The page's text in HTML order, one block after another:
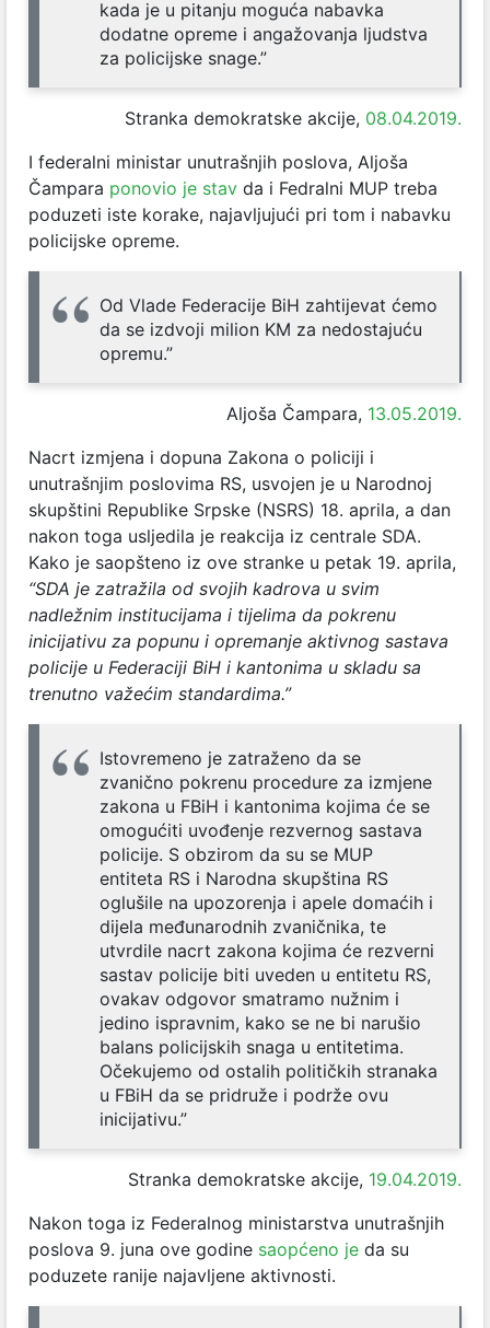
kada je u pitanju moguća nabavka
dodatne opreme i angažovanja ljudstva
za policijske snage.”
Stranka demokratske akcije, 08.04.2019.
I federalni ministar unutrašnjih poslova, Aljoša
Čampara ponovio je stav da i Fedralni MUP treba
poduzeti iste korake, najavljujući pri tom i nabavku
policijske opreme.
Od Vlade Federacije BiH zahtijevat ćemo
da se izdvoji milion KM za nedostajuću
opremu.”
Aljoša Čampara, 13.05.2019.
Nacrt izmjena i dopuna Zakona o policiji i
unutrašnjim poslovima RS, usvojen je u Narodnoj
skupštini Republike Srpske (NSRS) 18. aprila, a dan
nakon toga usljedila je reakcija iz centrale SDA.
Kako je saopšteno iz ove stranke u petak 19. aprila,
“SDA je zatražila od svojih kadrova u svim
nadležnim institucijama i tijelima da pokrenu
inicijativu za popunu i opremanje aktivnog sastava
policije u Federaciji BiH i kantonima u skladu sa
trenutno važećim standardima.”
Istovremeno je zatraženo da se
zvanično pokrenu procedure za izmjene
zakona u FBiH i kantonima kojima će se
omogućiti uvođenje rezvernog sastava
policije. S obzirom da su se MUP
entiteta RS i Narodna skupština RS
oglušile na upozorenja i apele domaćih i
dijela međunarodnih zvaničnika, te
utvrdile nacrt zakona kojima će rezverni
sastav policije biti uveden u entitetu RS,
ovakav odgovor smatramo nužnim i
jedino ispravnim, kako se ne bi narušio
balans policijskih snaga u entitetima.
Očekujemo od ostalih političkih stranaka
u FBiH da se pridruže i podrže ovu
inicijativu.”
Stranka demokratske akcije, 19.04.2019.
Nakon toga iz Federalnog ministarstva unutrašnjih
poslova 9. juna ove godine saopćeno je da su
poduzete ranije najavljene aktivnosti.